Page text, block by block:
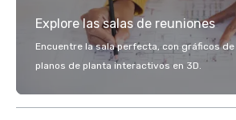
Explore las salas de reuniones
Encuentre la sala perfecta, con gráficos
planos de planta interactivos en 3D.